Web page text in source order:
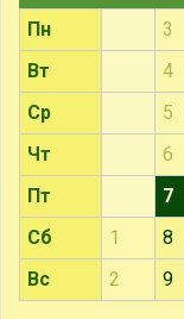
Пн 3
Вт
4
Ср
5
Чт
6
Пт
7
Сб
1 8
Вс
2 9